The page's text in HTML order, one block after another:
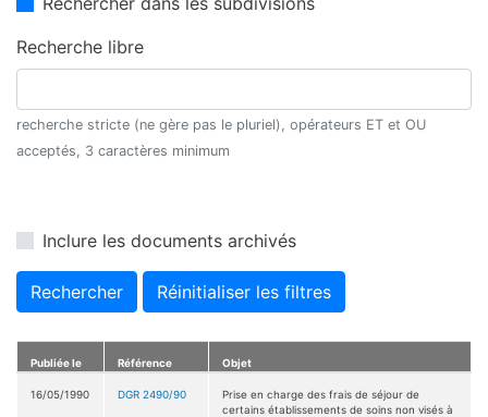
Recherche libre
recherche stricte (ne gère pas le pluriel), opérateurs ET et OU
acceptés, 3 caractères minimum
Inclure les documents archivés
Rechercher Réinitialiser les filtres
Publiée le Référence Objet
16/05/1990 DGR 2490/90
Prise en charge des frais de séjour de
certains établissements de soins non visés à